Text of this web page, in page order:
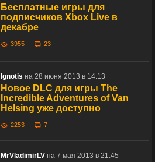
Бесплатные игры для
подписчиков Xbox Live в
декабре
3955 23
Ignotis на 28 июня 2013 в 14:13
Новое DLC для игры The
Incredible Adventures of Van
Helsing уже доступно
2253 7
MrVladimirLV на 7 мая 2013 в 21:45